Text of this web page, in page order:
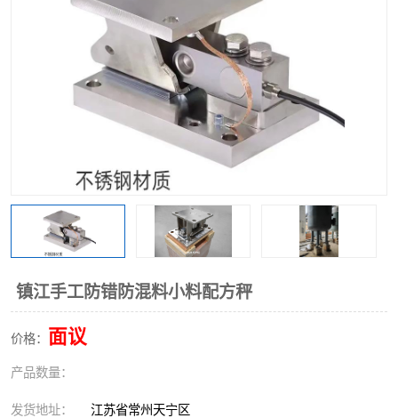
镇江手工防错防混料小料配方秤
价格： 面议
产品数量：
发货地址： 江苏省常州天宁区